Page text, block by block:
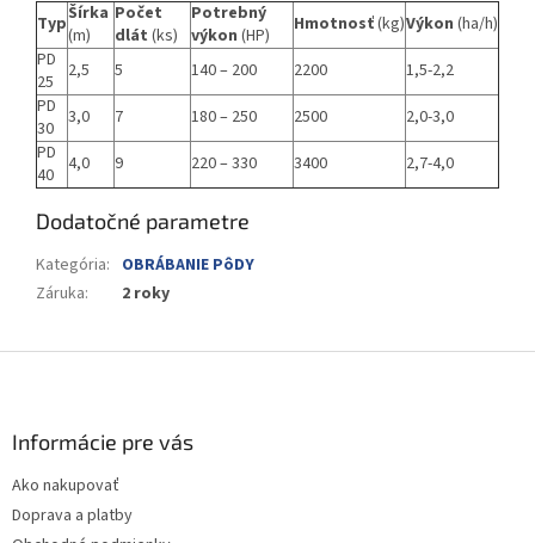
TypŠírka
(m)
Počet
dlát (ks)
Potrebný
výkon (HP) Hmotnosť(kg)Výkon (ha/h)
PD
25
2,5 5 140 – 200 2200
1,5-2,2
PD
30 3,0 7 180 – 250 2500
2,0-3,0
PD
40 4,0 9 220 – 330 3400 2,7-4,0
Dodatočné parametre
Kategória: OBRÁBANIE PôDY
Záruka: 2 roky
Informácie pre vás
Ako nakupovať
Doprava a platby